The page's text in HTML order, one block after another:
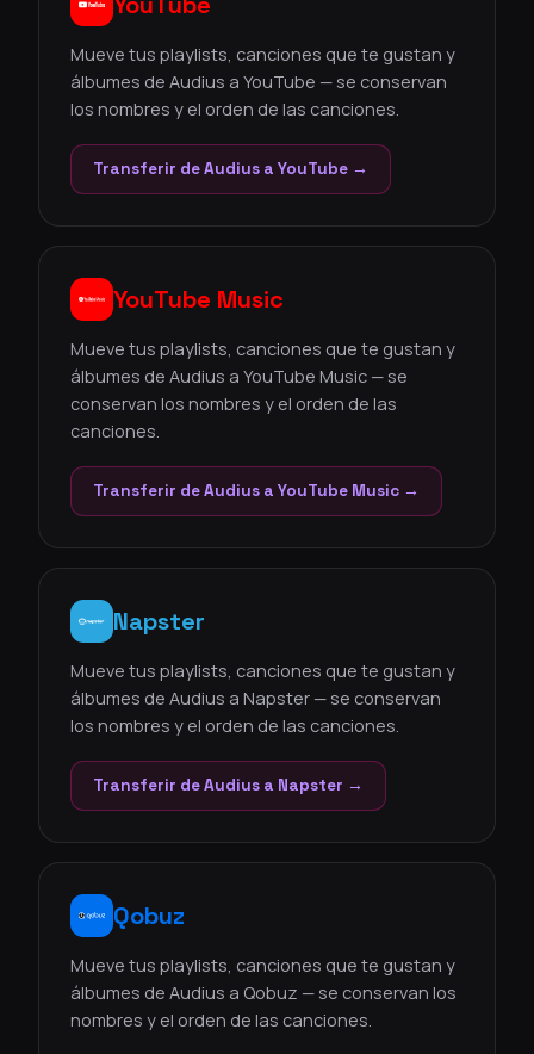
Mueve tus playlists, canciones que te gustan y
álbumes de Audius a YouTube — se conservan
los nombres y el orden de las canciones.
Transferir de Audius a YouTube →
YouTube Music
Mueve tus playlists, canciones que te gustan y
álbumes de Audius a YouTube Music — se
conservan los nombres y el orden de las
canciones.
Transferir de Audius a YouTube Music →
Napster
Mueve tus playlists, canciones que te gustan y
álbumes de Audius a Napster — se conservan
los nombres y el orden de las canciones.
Transferir de Audius a Napster →
Qobuz
Mueve tus playlists, canciones que te gustan y
álbumes de Audius a Qobuz — se conservan los
nombres y el orden de las canciones.